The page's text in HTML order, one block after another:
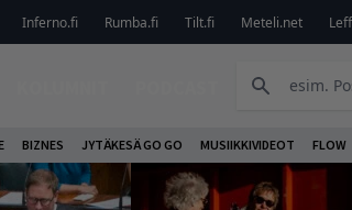
Inferno.fi Rumba.fi Tilt.fi Meteli.net
BIZNES JYTÄKESÄ GO GO MUSIIKKIVIDEOT FLOW